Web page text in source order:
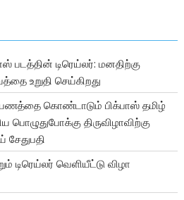
படத்தின் டிரெய்லர்: மனதிற்கு
உறுதி செய்கிறது
கொண்டாடும் பிக்பாஸ் தமிழ்
திருவிழாவிற்கு
டிரெய்லர் வெளியீட்டு விழா